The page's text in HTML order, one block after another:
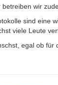
wir
sind eine
viele Leute
egal ob